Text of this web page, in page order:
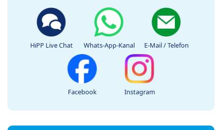
HiPP Live Chat Whats-App-Kanal E-Mail / Telefon
Facebook Instagram